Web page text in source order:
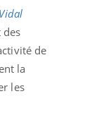
Vidal
des
de
la
les